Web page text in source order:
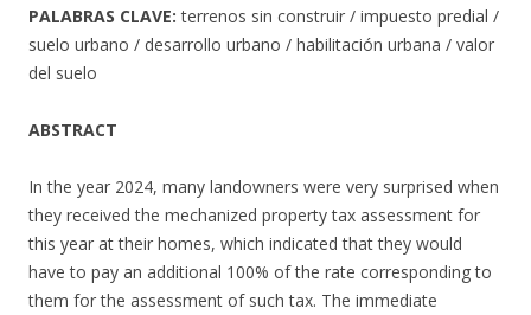
PALABRAS CLAVE: terrenos sin construir / impuesto predial /
suelo urbano / desarrollo urbano / habilitación urbana / valor
del suelo
ABSTRACT
In the year 2024, many landowners were very surprised when
they received the mechanized property tax assessment for
this year at their homes, which indicated that they would
have to pay an additional 100% of the rate corresponding to
them for the assessment of such tax. The immediate